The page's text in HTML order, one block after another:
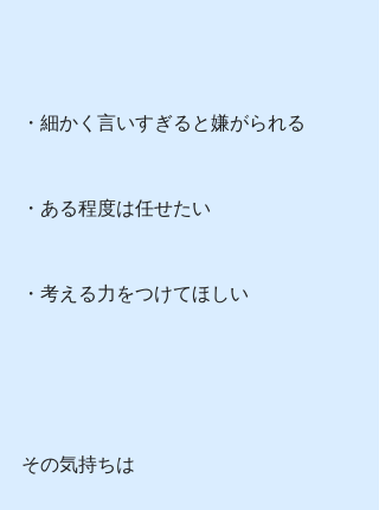
・細かく言いすぎると嫌がられる
・ある程度は任せたい
・考える力をつけてほしい
その気持ちは